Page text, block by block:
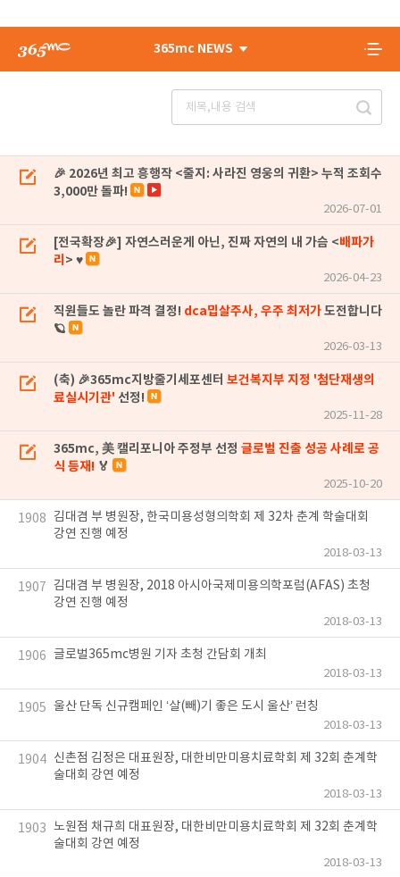
365mc NEWS
🎉 2026년 최고 흥행작 <줄지: 사라진 영웅의 귀환> 누적 조회수
3,000만 돌파!
2026-07-01
[전국확장🎉] 자연스러운게 아닌, 진짜 자연의 내 가슴 <배파가
리 > ♥
2026-04-23
직원들도 놀란 파격 결정! dca밉살주사, 우주 최저가도전합니다
🪐
2026-03-13
(축) 🎉365mc지방줄기세포센터 보건복지부 지정 '첨단재생의
료실시기관' 선정!
2025-11-28
365mc, 美 캘리포니아 주정부 선정 글로벌 진출 성공 사례로 공
식 등재! 🏅
2025-10-20
1908 김대겸 부 병원장, 한국미용성형의학회 제 32차 춘계 학술대회
강연 진행 예정
2018-03-13
1907 김대겸 부 병원장, 2018 아시아국제미용의학포럼(AFAS) 초청
강연 진행 예정
2018-03-13
1906 글로벌365mc병원 기자 초청 간담회 개최
2018-03-13
1905 울산 단독 신규캠페인 ‘살(빼)기 좋은 도시 울산’ 런칭
2018-03-13
1904 신촌점 김정은 대표원장, 대한비만미용치료학회 제 32회 춘계학
술대회 강연 예정
2018-03-13
1903 노원점 채규희 대표원장, 대한비만미용치료학회 제 32회 춘계학
술대회 강연 예정
2018-03-13